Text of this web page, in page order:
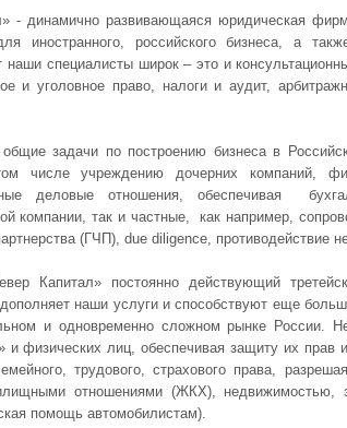
- динамично развивающаяся юридическая
иностранного, российского бизнеса, а
специалисты широк – это и
и уголовное право, налоги и аудит,
задачи по построению бизнеса в
числе учреждению дочерних компаний,
деловые отношения, обеспечивая
компании, так и частные, как например,
(ГЧП), due diligence, противодействие
Капитал» постоянно действующий
наши услуги и способствуют еще
и одновременно сложном рынке России.
и физических лиц, обеспечивая защиту их
трудового, страхового права,
отношениями (ЖКХ), недвижимостью,
помощь автомобилистам).